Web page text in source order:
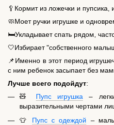
🥄Кормит из ложечки и пупсика,
🧼Моет ручки игрушке и
🛏️Укладывает спать рядом,
🤍Избирает "собственного
📌Именно в этот период
с ним ребенок засыпает без
Лучше всего подойдут:
🧸 Пупс игрушка –
выразительными чертами
👕 Пупс с одеждой –